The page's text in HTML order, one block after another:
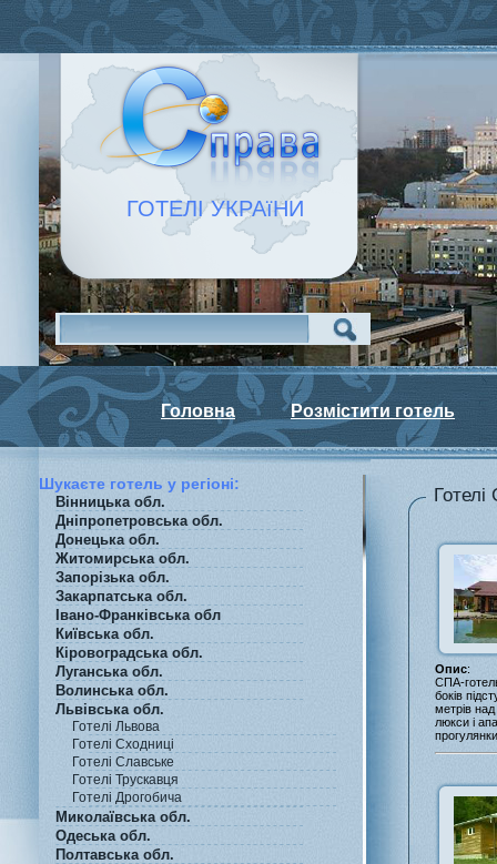
ГОТЕЛІ УКРАїНИ
Головна Розмістити готель
Готелі
Опис:
СПА-
боків
метрів
люкси і
Шукаєте готель у регiонi:
Вінницька обл.
Дніпропетровська обл.
Донецька обл.
Житомирська обл.
Запорізька обл.
Закарпатська обл.
Івано-Франківська обл
Київська обл.
Кіровоградська обл.
Луганська обл.
Волинська обл.
Львівська обл.
Готелі Львова
Готелі Сходниці
Готелі Славське
Готелі Трускавця
Готелі Дрогобича
Миколаївська обл.
Одеська обл.
Полтавська обл.